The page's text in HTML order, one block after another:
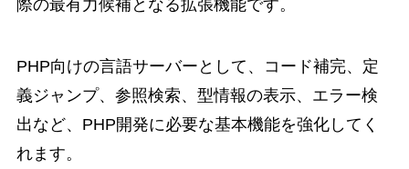
際の最有力候補となる拡張機能です。
PHP向けの言語サーバーとして、コード補完、定
義ジャンプ、参照検索、型情報の表示、エラー検
出など、PHP開発に必要な基本機能を強化してく
れます。